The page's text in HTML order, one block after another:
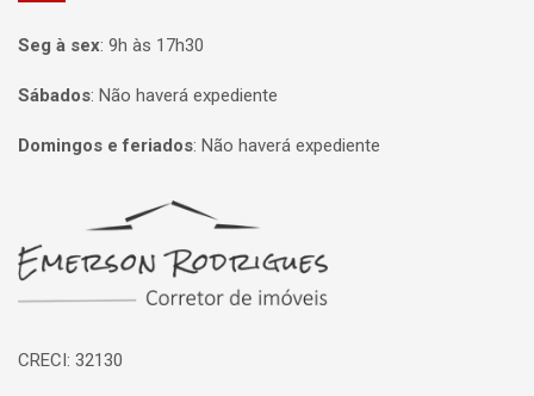
Seg à sex: 9h às 17h30
Sábados: Não haverá expediente
Domingos e feriados: Não haverá expediente
Página inicial
CRECI: 32130